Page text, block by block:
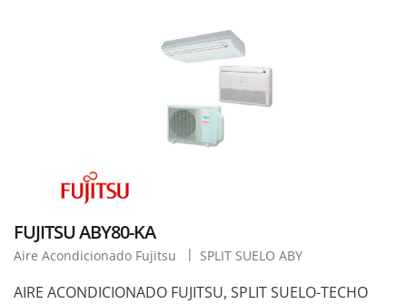
FUJITSU ABY80-KA
Aire Acondicionado Fujitsu SPLIT SUELO ABY
AIRE ACONDICIONADO FUJITSU, SPLIT SUELO-TECHO